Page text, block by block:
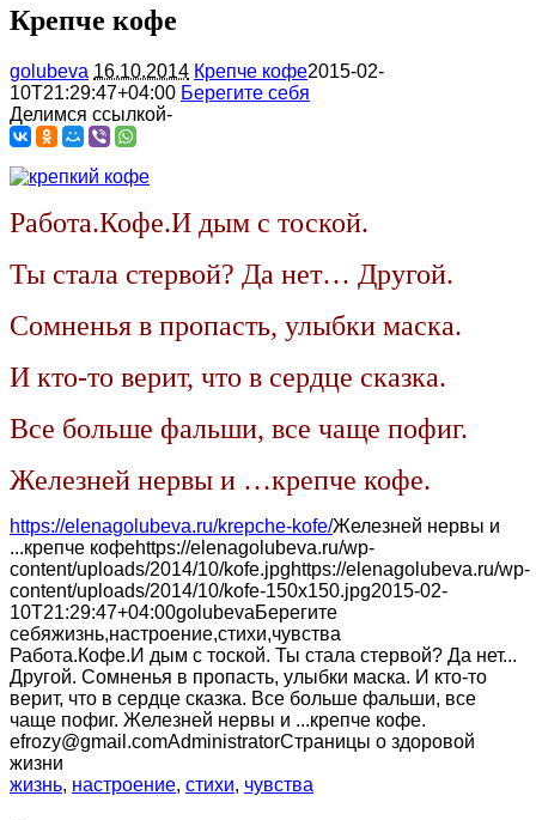
Крепче кофе
golubeva 16.10.2014 Крепче кофе2015-02-
10T21:29:47+04:00 Берегите себя
Делимся ссылкой-
Работа.Кофе.И дым с тоской.
Ты стала стервой? Да нет… Другой.
Сомненья в пропасть, улыбки маска.
И кто-то верит, что в сердце сказка.
Все больше фальши, все чаще пофиг.
Железней нервы и …крепче кофе.
https://elenagolubeva.ru/krepche-kofe/Железней нервы и
...крепче кофеhttps://elenagolubeva.ru/wp-
content/uploads/2014/10/kofe.jpghttps://elenagolubeva.ru/wp-
content/uploads/2014/10/kofe-150x150.jpg2015-02-
10T21:29:47+04:00golubevaБерегите
себяжизнь,настроение,стихи,чувства
Работа.Кофе.И дым с тоской. Ты стала стервой? Да нет...
Другой. Сомненья в пропасть, улыбки маска. И кто-то
верит, что в сердце сказка. Все больше фальши, все
чаще пофиг. Железней нервы и ...крепче кофе.
efrozy@gmail.comAdministratorСтраницы о здоровой
жизни
жизнь, настроение, стихи, чувства